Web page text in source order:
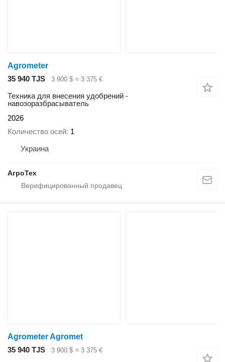
Agrometer
35 940 TJS
3 900 $ ≈ 3 375 €
Техника для внесения удобрений -
навозоразбрасыватель
2026
Количество осей 1
Украина
АгроТех
Agrometer Agromet
35 940 TJS
3 900 $ ≈ 3 375 €